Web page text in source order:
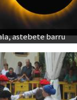
astebete barru